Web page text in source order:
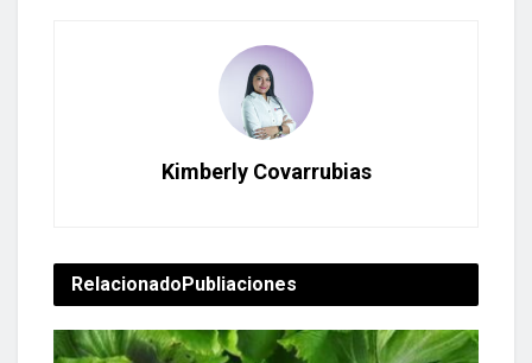
Kimberly Covarrubias
RelacionadoPubliaciones